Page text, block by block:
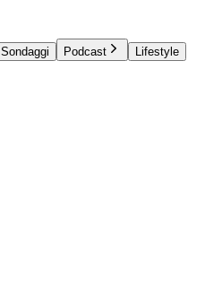
Sondaggi Podcast
Lifestyle